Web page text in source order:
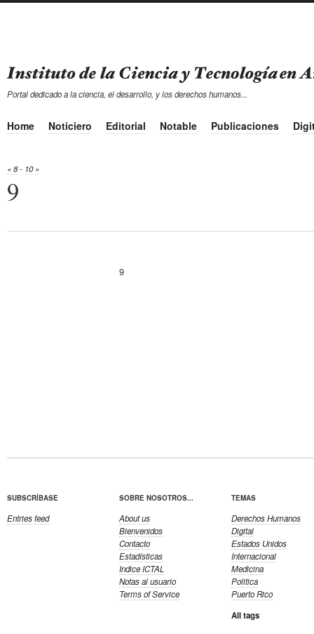
Portal dedicado a la ciencia, el desarrollo, y los derechos humanos...
Home Noticiero Editorial Notable Publicaciones
« 8- 10 »
9
9
SUBSCRÍBASE
Entries feed
SOBRE NOSOTROS...
About us
Bienvenidos
Contacto
Estadísticas
Indice ICTAL
Notas al usuario
Terms of Service
TEMAS
Derechos Humanos
Digital
Estados Unidos
Internacional
Medicina
Politica
Puerto Rico
All tags